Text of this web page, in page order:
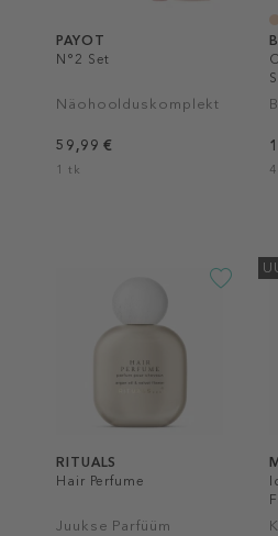
PAYOT
N°2 Set
Näohoolduskomplekt
59,99 €
1 tk
RITUALS
Hair Perfume
Juukse Parfüüm